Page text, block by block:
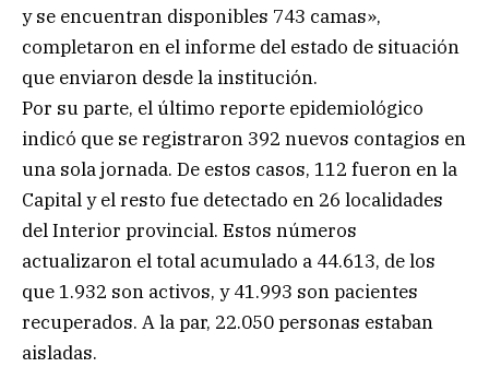
y se encuentran disponibles 743 camas»,
completaron en el informe del estado de situación
que enviaron desde la institución.
Por su parte, el último reporte epidemiológico
indicó que se registraron 392 nuevos contagios en
una sola jornada. De estos casos, 112 fueron en la
Capital y el resto fue detectado en 26 localidades
del Interior provincial. Estos números
actualizaron el total acumulado a 44.613, de los
que 1.932 son activos, y 41.993 son pacientes
recuperados. A la par, 22.050 personas estaban
aisladas.